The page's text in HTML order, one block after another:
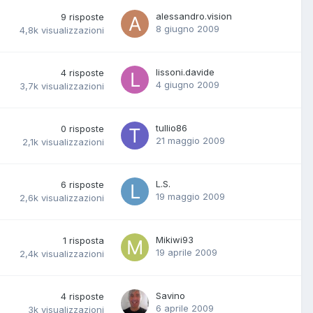
9 risposte
4,8k visualizzazioni
alessandro.vision
8 giugno 2009
4 risposte
3,7k visualizzazioni
lissoni.davide
4 giugno 2009
0 risposte
2,1k visualizzazioni
tullio86
21 maggio 2009
6 risposte
2,6k visualizzazioni
L.S.
19 maggio 2009
1 risposta
2,4k visualizzazioni
Mikiwi93
19 aprile 2009
4 risposte
3k visualizzazioni
Savino
6 aprile 2009